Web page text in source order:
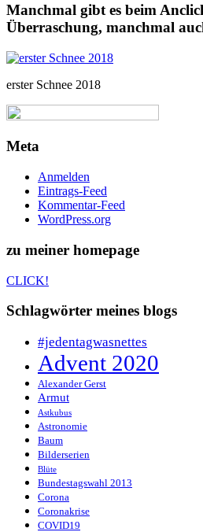
Manchmal gibt es beim
Überraschung, manchmal
erster Schnee 2018
Meta
Anmelden
Eintrags-Feed
Kommentar-Feed
WordPress.org
zu meiner homepage
CLICK!
Schlagwörter meines blogs
#jedentagwasnettes
Advent 2020
Alexander Gerst
Armut
Astkubus
Astronomie
Baum
Bilderserien
Blüte
Bundestagswahl 2013
Corona
Coronakrise
COVID19